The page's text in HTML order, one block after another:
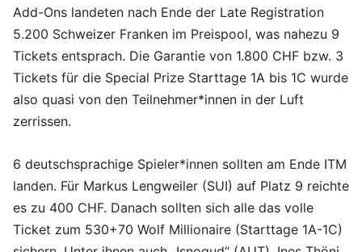
Add-Ons landeten nach Ende der Late Registration
5.200 Schweizer Franken im Preispool, was nahezu 9
Tickets entsprach. Die Garantie von 1.800 CHF bzw. 3
Tickets für die Special Prize Starttage 1A bis 1C wurde
also quasi von den Teilnehmer*innen in der Luft
zerrissen.
6 deutschsprachige Spieler*innen sollten am Ende ITM
landen. Für Markus Lengweiler (SUI) auf Platz 9 reichte
es zu 400 CHF. Danach sollten sich alle das volle
Ticket zum 530+70 Wolf Millionaire (Starttage 1A-1C)